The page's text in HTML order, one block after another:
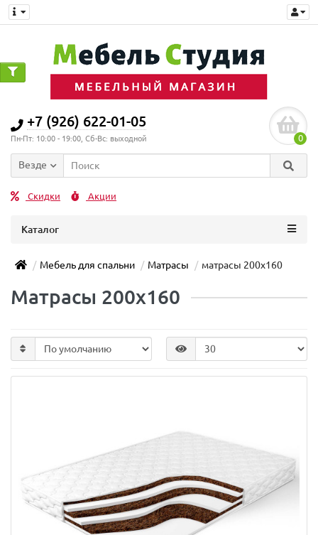
+7 (926) 622-01-05
Пн-Пт: 10:00 - 19:00, Сб-Вс: выходной 0
Везде
Скидки Акции
Каталог
Мебель для спальни Матрасы матрасы 200x160
Матрасы 200x160